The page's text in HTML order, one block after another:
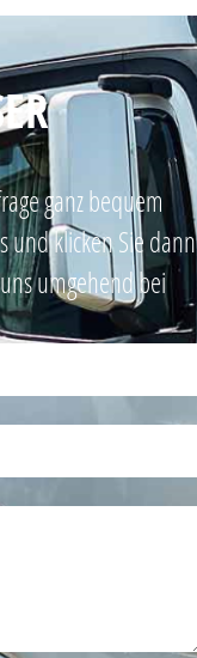
ganz bequem
und klicken Sie dann
umgehend bei